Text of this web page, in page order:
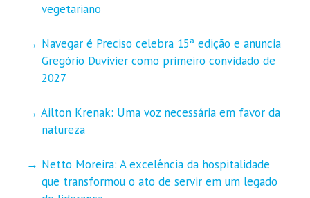
vegetariano
Navegar é Preciso celebra 15ª edição e anuncia
Gregório Duvivier como primeiro convidado de
2027
Ailton Krenak: Uma voz necessária em favor da
natureza
Netto Moreira: A excelência da hospitalidade
que transformou o ato de servir em um legado